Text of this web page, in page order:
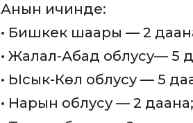
Анын ичинде:
• Бишкек шаары — 2
• Жалал-Абад облусу— 5
• Ысык-Көл облусу — 5
• Нарын облусу — 2 даана;